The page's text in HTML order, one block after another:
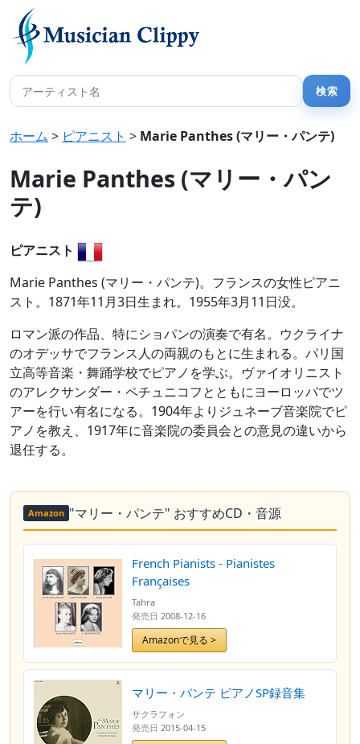
ホーム > ピアニスト > Marie Panthes (マリー・パンテ)
Marie Panthes (マリー・パン
テ)
ピアニスト
Marie Panthes (マリー・パンテ)。フランスの女性ピアニ
スト。1871年11月3日生まれ。1955年3月11日没。
ロマン派の作品、特にショパンの演奏で有名。ウクライナ
のオデッサでフランス人の両親のもとに生まれる。パリ国
立高等音楽・舞踊学校でピアノを学ぶ。ヴァイオリニスト
のアレクサンダー・ペチュニコフとともにヨーロッパでツ
アーを行い有名になる。1904年よりジュネーブ音楽院でピ
アノを教え、1917年に音楽院の委員会との意見の違いから
退任する。
Amazon "マリー・パンテ" おすすめCD・音源
French Pianists - Pianistes
Françaises
Tahra
発売日 2008-12-16
Amazonで見る >
マリー・パンテ ピアノSP録音集
サクラフォン
発売日 2015-04-15